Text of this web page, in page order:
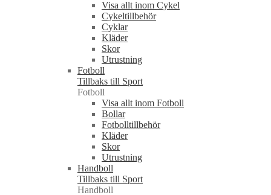
Visa allt inom Cykel
Cykeltillbehör
Cyklar
Kläder
Skor
Utrustning
Fotboll
Tillbaks till Sport
Fotboll
Visa allt inom Fotboll
Bollar
Fotbolltillbehör
Kläder
Skor
Utrustning
Handboll
Tillbaks till Sport
Handboll